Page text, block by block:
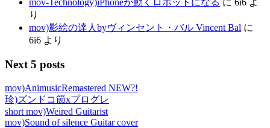
り
mov)影絵の達人byヴィンセント・バル Vincent Bal に
6i6 より
Next 5 posts
mov)AnimusicRemastered NEW?!
珍)ズンドコ節xプログレ
short mov)Weired Guitarist
mov)Sound of silence Guitar cover